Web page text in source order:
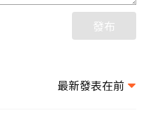
發布
最新發表在前